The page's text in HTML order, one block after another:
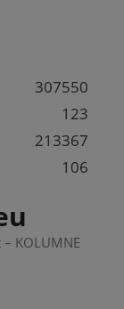
307550
123
213367
106
KOLUMNE